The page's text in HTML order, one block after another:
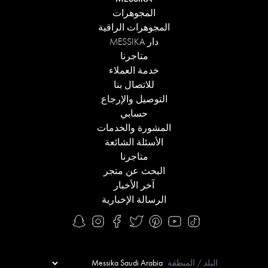
المجوهرات
المجوهرات الراقية
دار MESSIKA
متاجرنا
خدمة العملاء
للاتصال بنا
التوصيل والإرجاع
حسابي
المشورة والخدمات
الأسئلة الشائعة
متاجرنا
البحث عن متجر
آخر الأخبار
الرسالة الإخبارية
البلد / المنطقة